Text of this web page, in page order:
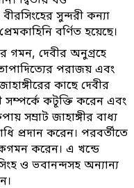
বীরসিংহের সুন্দরী কন্যা
বর্ণিত হয়েছে।
গমন, দেবীর অনুগ্রহে
পরাজয় এবং
কাছে দেবীর
সম্পর্কে কটূক্তি করেন এবং
সম্রাট জাহাঙ্গীর বাধ্য
প্রদান করেন। পরবর্তীতে
করেন। এ খন্ডে
ও ভবানন্দসহ অন্যান্য